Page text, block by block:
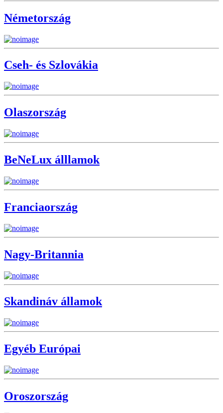
Németország
Cseh- és Szlovákia
Olaszország
BeNeLux álllamok
Franciaország
Nagy-Britannia
Skandináv államok
Egyéb Európai
Oroszország